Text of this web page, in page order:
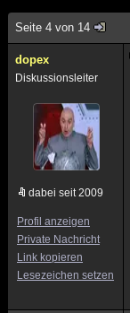
Seite 4 von 14
dopex
Diskussionsleiter
dabei seit 2009
Profil anzeigen
Private Nachricht
Link kopieren
Lesezeichen setzen